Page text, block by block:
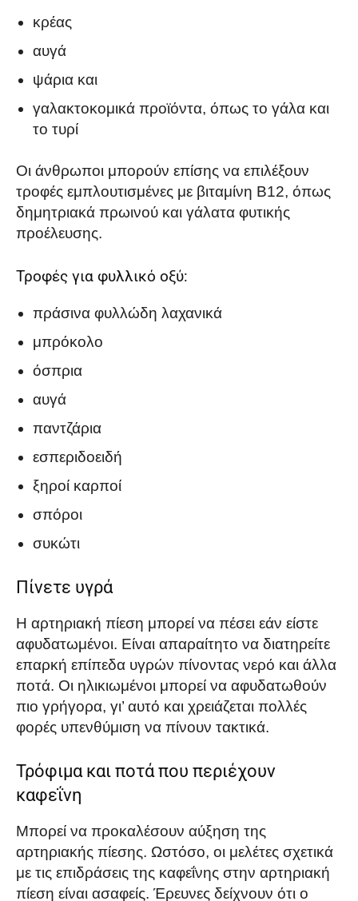
κρέας
αυγά
ψάρια και
γαλακτοκομικά προϊόντα, όπως το γάλα και
το τυρί
Οι άνθρωποι μπορούν επίσης να επιλέξουν
τροφές εμπλουτισμένες με βιταμίνη Β12, όπως
δημητριακά πρωινού και γάλατα φυτικής
προέλευσης.
Τροφές για φυλλικό οξύ:
πράσινα φυλλώδη λαχανικά
μπρόκολο
όσπρια
αυγά
παντζάρια
εσπεριδοειδή
ξηροί καρποί
σπόροι
συκώτι
Πίνετε υγρά
Η αρτηριακή πίεση μπορεί να πέσει εάν είστε
αφυδατωμένοι. Είναι απαραίτητο να διατηρείτε
επαρκή επίπεδα υγρών πίνοντας νερό και άλλα
ποτά. Οι ηλικιωμένοι μπορεί να αφυδατωθούν
πιο γρήγορα, γι’ αυτό και χρειάζεται πολλές
φορές υπενθύμιση να πίνουν τακτικά.
Τρόφιμα και ποτά που περιέχουν
καφεΐνη
Μπορεί να προκαλέσουν αύξηση της
αρτηριακής πίεσης. Ωστόσο, οι μελέτες σχετικά
με τις επιδράσεις της καφεΐνης στην αρτηριακή
πίεση είναι ασαφείς. Έρευνες δείχνουν ότι ο